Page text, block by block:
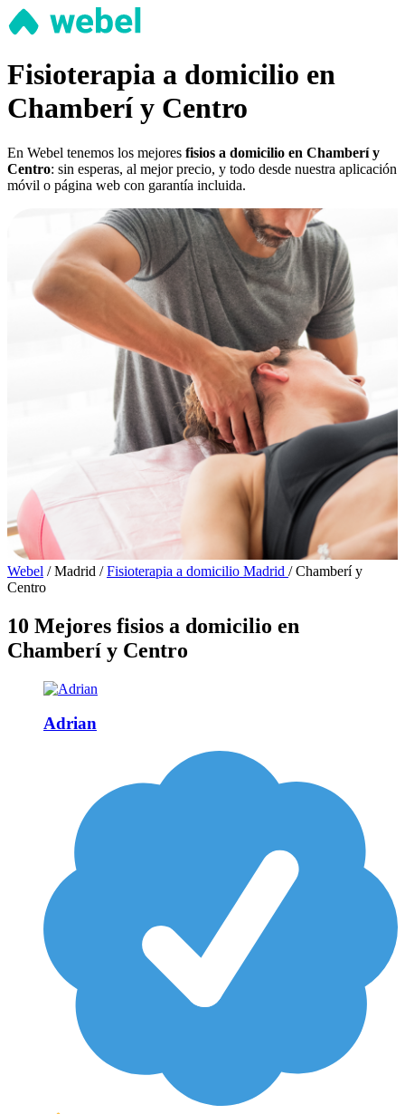
Fisioterapia a domicilio en
Chamberí y Centro
En Webel tenemos los mejores fisios a domicilio en Chamberí y
Centro: sin esperas, al mejor precio, y todo desde nuestra aplicación
móvil o página web con garantía incluida.
Webel / Madrid / Fisioterapia a domicilio Madrid / Chamberí y
Centro
10 Mejores fisios a domicilio en
Chamberí y Centro
Adrian